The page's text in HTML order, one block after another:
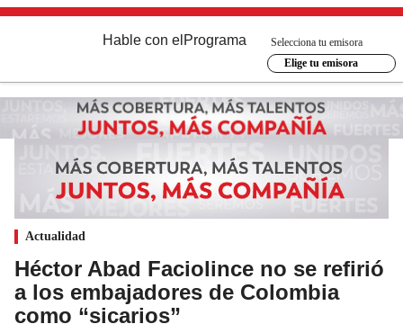
Hable con el Programa
Selecciona tu emisora
Elige tu emisora
Actualidad
Héctor Abad Faciolince no se refirió
a los embajadores de Colombia
como “sicarios”